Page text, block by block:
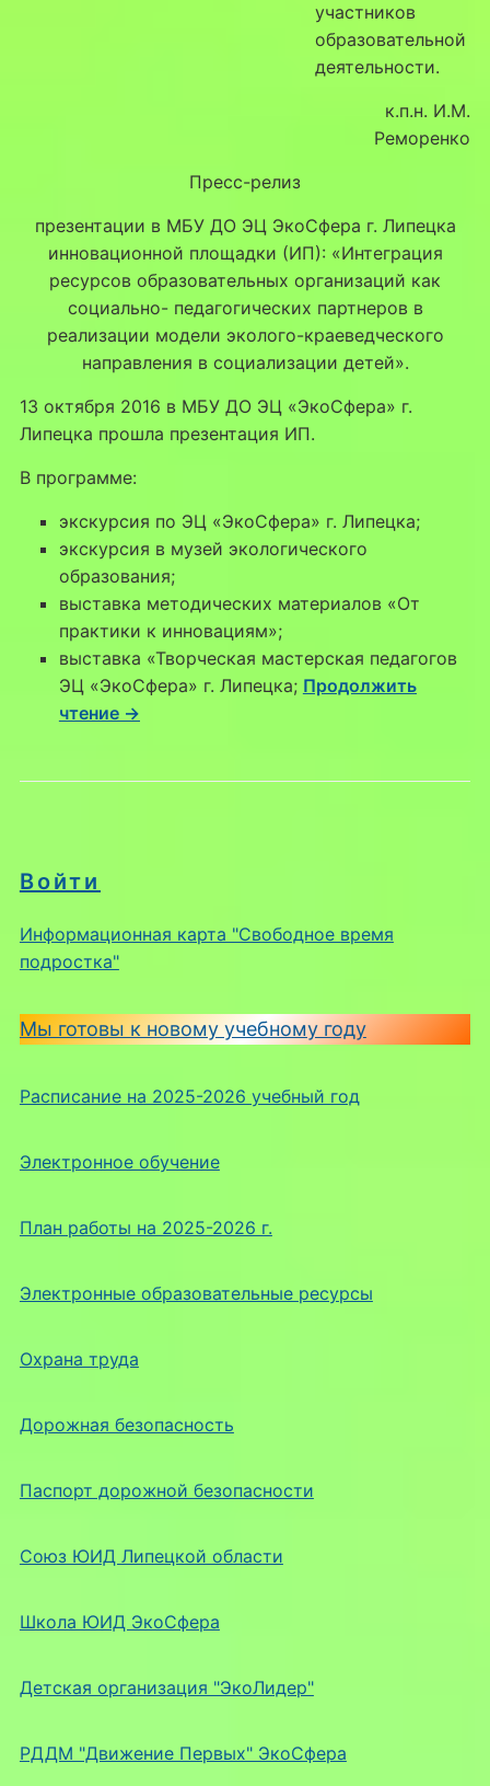
Войти
Информационная карта "Свободное время
подростка"
Мы готовы к новому учебному году
Расписание на 2025-2026 учебный год
Электронное обучение
План работы на 2025-2026 г.
Электронные образовательные ресурсы
Охрана труда
Дорожная безопасность
Паспорт дорожной безопасности
Союз ЮИД Липецкой области
Школа ЮИД ЭкоСфера
Детская организация "ЭкоЛидер"
РДДМ "Движение Первых" ЭкоСфера
участников
образовательной
деятельности.
к.п.н. И.М.
Реморенко
Пресс-релиз
презентации в МБУ ДО ЭЦ ЭкоСфера г. Липецка
инновационной площадки (ИП): «Интеграция
ресурсов образовательных организаций как
социально- педагогических партнеров в
реализации модели эколого-краеведческого
направления в социализации детей».
13 октября 2016 в МБУ ДО ЭЦ «ЭкоСфера» г.
Липецка прошла презентация ИП.
В программе:
экскурсия по ЭЦ «ЭкоСфера» г. Липецка;
экскурсия в музей экологического
образования;
выставка методических материалов «От
практики к инновациям»;
выставка «Творческая мастерская педагогов
ЭЦ «ЭкоСфера» г. Липецка; Продолжить
чтение →